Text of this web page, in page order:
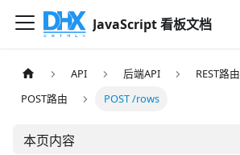
JavaScript 看板文档
API 后端API
REST路由
POST路由
POST /rows
本页内容